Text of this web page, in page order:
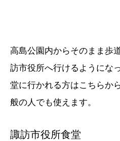
高島公園内からそのまま歩
訪市役所へ行けるようにな
堂に行かれる方はこちらか
般の人でも使えます。
諏訪市役所食堂